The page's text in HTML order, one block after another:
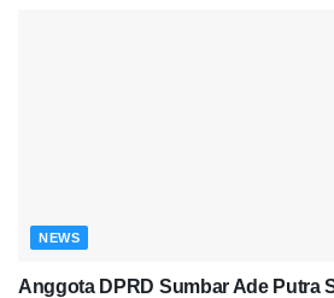
NEWS
Anggota DPRD Sumbar Ade Putra